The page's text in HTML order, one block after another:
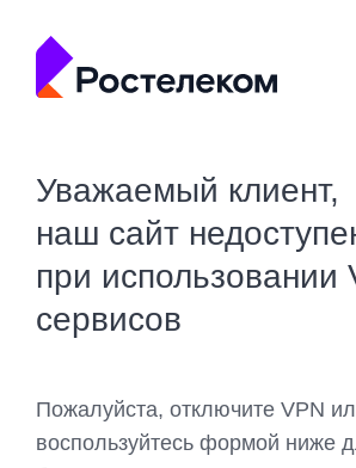
Уважаемый клиент,
наш сайт
при использовании
сервисов
Пожалуйста, отключите VPN
воспользуйтесь формой ниже